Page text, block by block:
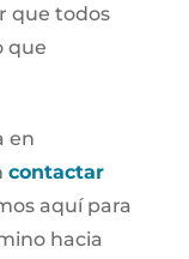
que todos
que
en
contactar
aquí para
hacia